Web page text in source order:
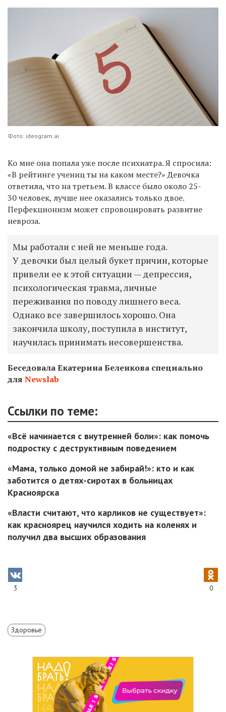
Фото: ideogram.ai
Ко мне она попала уже после психиатра. Я спросила:
«В рейтинге учениц ты на каком месте?» Девочка
ответила, что на третьем. В классе было около 25-
30 человек, лучше нее оказались только двое.
Перфекционизм может спровоцировать развитие
невроза.
Мы работали с ней не меньше года.
У девочки был целый букет причин, которые
привели ее к этой ситуации — депрессия,
психологическая травма, личные
переживания по поводу лишнего веса.
Однако все завершилось хорошо. Она
закончила школу, поступила в институт,
научилась принимать несовершенства.
Беседовала Екатерина Беленкова специально
для Newslab
Ссылки по теме:
«Всё начинается с внутренней боли»: как помочь
подростку с деструктивным поведением
«Мама, только домой не забирай!»: кто и как
заботится о детях-сиротах в больницах
Красноярска
«Власти считают, что карликов не существует»:
как красноярец научился ходить на коленях и
получил два высших образования
3 0
Здоровье